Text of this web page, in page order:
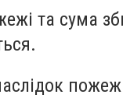
та сума